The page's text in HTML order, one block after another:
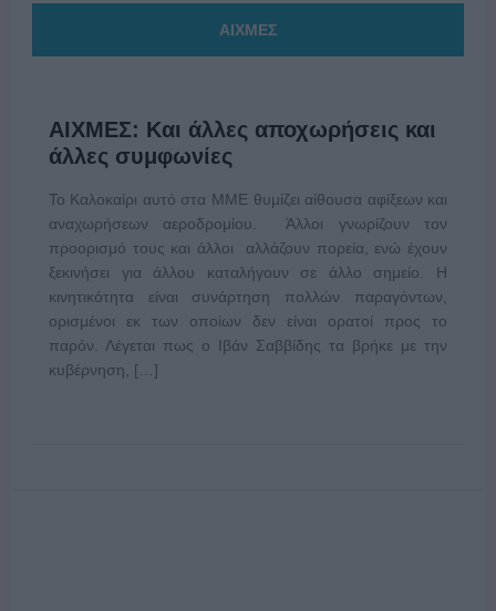
ΑΙΧΜΕΣ
ΑΙΧΜΕΣ: Και άλλες αποχωρήσεις και
άλλες συμφωνίες
Το Καλοκαίρι αυτό στα ΜΜΕ θυμίζει αίθουσα αφίξεων και
αναχωρήσεων αεροδρομίου. Άλλοι γνωρίζουν τον
προορισμό τους και άλλοι αλλάζουν πορεία, ενώ έχουν
ξεκινήσει για άλλου καταλήγουν σε άλλο σημείο. Η
κινητικότητα είναι συνάρτηση πολλών παραγόντων,
ορισμένοι εκ των οποίων δεν είναι ορατοί προς το
παρόν. Λέγεται πως ο Ιβάν Σαββίδης τα βρήκε με την
κυβέρνηση, […]